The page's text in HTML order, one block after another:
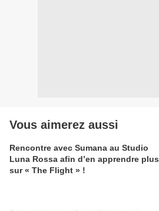
Vous aimerez aussi
Rencontre avec Sumana au Studio
Luna Rossa afin d’en apprendre plus
sur « The Flight » !